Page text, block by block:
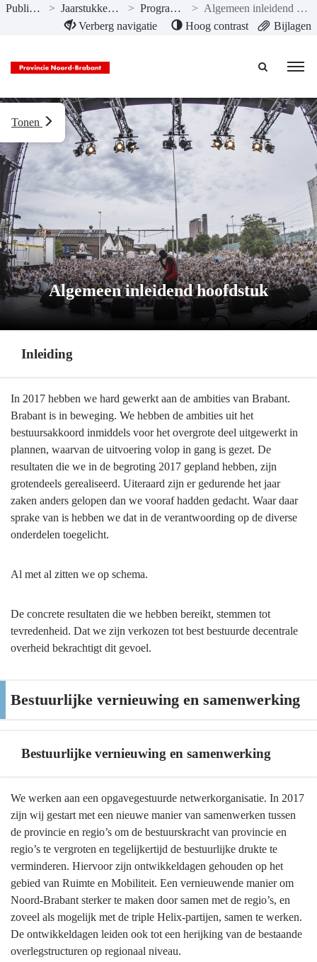
Naar hoofdinhoud
Publicaties > Jaarstukken 2017 > Programma’s >
Algemeen inleidend hoofdstuk
Verberg navigatie
Hoog contrast Bijlagen
Algemeen inleidend hoofdstuk
Tonen
Inleiding
Terug
naar
navigatie
Algemeen
inleidend
hoofdstuk
Inleiding
In 2017 hebben we hard gewerkt aan de ambities van Brabant.
Brabant is in beweging. We hebben de ambities uit het
bestuursakkoord inmiddels voor het overgrote deel uitgewerkt in
plannen, waarvan de uitvoering volop in gang is gezet. De
resultaten die we in de begroting 2017 gepland hebben, zijn
grotendeels gerealiseerd. Uiteraard zijn er gedurende het jaar
zaken anders gelopen dan we vooraf hadden gedacht. Waar daar
sprake van is hebben we dat in de verantwoording op de diverse
onderdelen toegelicht.
Al met al zitten we op schema.
De concrete resultaten die we hebben bereikt, stemmen tot
tevredenheid. Dat we zijn verkozen tot best bestuurde decentrale
overheid bekrachtigt dit gevoel.
Bestuurlijke vernieuwing en samenwerking
Bestuurlijke vernieuwing en samenwerking
Terug
naar
navigatie
Bestuurlijke
vernieuwing
samenwerking
Bestuurlijke
We werken aan een opgavegestuurde netwerkorganisatie. In 2017
zijn wij gestart met een nieuwe manier van samenwerken tussen
de provincie en regio’s om de bestuurskracht van provincie en
regio’s te vergroten en tegelijkertijd de bestuurlijke drukte te
verminderen. Hiervoor zijn ontwikkeldagen gehouden op het
gebied van Ruimte en Mobiliteit. Een vernieuwende manier om
Noord-Brabant sterker te maken door samen met de regio’s, en
zoveel als mogelijk met de triple Helix-partijen, samen te werken.
De ontwikkeldagen leiden ook tot een herijking van de bestaande
overlegstructuren op regionaal niveau.